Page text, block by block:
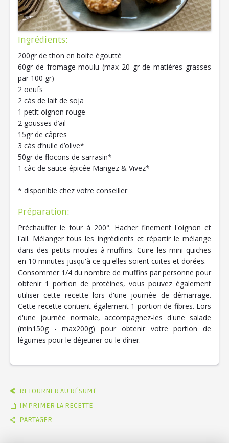
Ingrédients:
200gr de thon en boite égoutté
60gr de fromage moulu (max 20 gr de matières grasses
par 100 gr)
2 oeufs
2 càs de lait de soja
1 petit oignon rouge
2 gousses d’ail
15gr de câpres
3 càs d’huile d’olive*
50gr de flocons de sarrasin*
1 càc de sauce épicée Mangez & Vivez*
* disponible chez votre conseiller
Préparation:
Préchauffer le four à 200°. Hacher finement l'oignon et
l'ail. Mélanger tous les ingrédients et répartir le mélange
dans des petits moules à muffins. Cuire les mini quiches
en 10 minutes jusqu'à ce qu'elles soient cuites et dorées.
Consommer 1/4 du nombre de muffins par personne pour
obtenir 1 portion de protéines, vous pouvez également
utiliser cette recette lors d'une journée de démarrage.
Cette recette contient également 1 portion de fibres. Lors
d'une journée normale, accompagnez-les d'une salade
(min150g - max200g) pour obtenir votre portion de
légumes pour le déjeuner ou le dîner.
RETOURNER AU RÉSUMÉ
IMPRIMER LA RECETTE
PARTAGER